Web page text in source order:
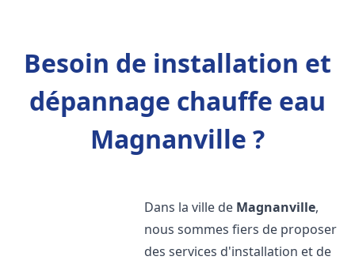
Besoin de installation et
dépannage chauffe eau
Magnanville ?
Dans la ville de Magnanville,
nous sommes fiers de proposer
des services d'installation et de